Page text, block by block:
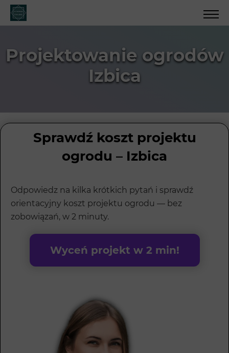
Projektowanie ogrodów
Izbica
Sprawdź koszt projektu
ogrodu – Izbica
Odpowiedz na kilka krótkich pytań i sprawdź
orientacyjny koszt projektu ogrodu — bez
zobowiązań, w 2 minuty.
Wyceń projekt w 2 min!